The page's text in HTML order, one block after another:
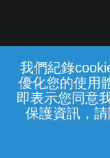
我們紀錄
優化您的使用
即表示您同意
保護資訊，
常見問題 線
中華電信
(統一